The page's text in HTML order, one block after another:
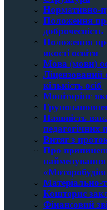
Нормативно-
Положення
доброчесність
Положення
якості освіти
Мова (мови)
Ліцензований
кількість осіб
Моніторінг
Наявність
педагогічних
Витяг з
Про
Матеріально-
Кошторис
Фінансовий